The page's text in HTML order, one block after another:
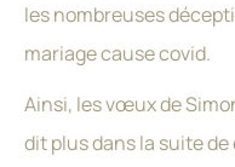
les nombreuses
mariage cause covid.
Ainsi, les vœux de
dit plus dans la suite